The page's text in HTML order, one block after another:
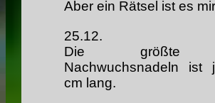
Aber ein Rätsel ist es
25.12.
Die größte
Nachwuchsnadeln ist
cm lang.